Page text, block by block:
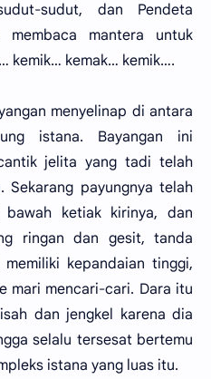
sudut, dan Pendeta
membaca mantera untuk
kemik… kemak… kemik….
menyelinap di antara
istana. Bayangan ini
jelita yang tadi telah
Sekarang payungnya telah
ketiak kirinya, dan
ringan dan gesit, tanda
memiliki kepandaian tinggi,
mari mencari-cari. Dara itu
dan jengkel karena dia
selalu tersesat bertemu
istana yang luas itu.